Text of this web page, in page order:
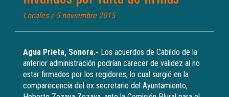
Locales/ 5 noviembre 2015
Agua Prieta, Sonora.- Los acuerdos de Cabildo de la
anterior administración podrían carecer de validez al no
estar firmados por los regidores, lo cual surgió en la
comparecencia del ex secretario del Ayuntamiento,